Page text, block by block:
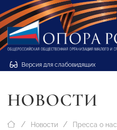
Версия для слабовидящих
НОВОСТИ
Новости Пресса о нас